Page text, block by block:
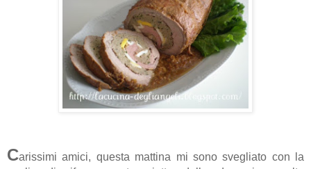
Carissimi amici, questa mattina mi sono svegliato con la